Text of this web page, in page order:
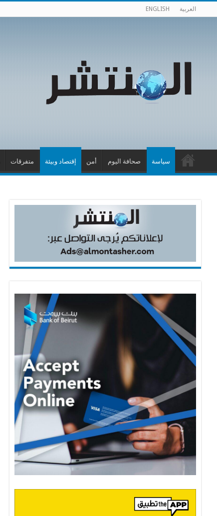
العربية ENGLISH
سياسة صحافة اليوم أمن إقتصاد وبيئة متفرقات